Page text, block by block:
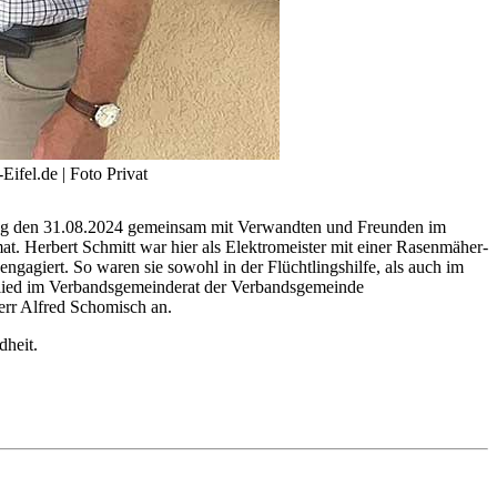
| Foto Privat
den 31.08.2024 gemeinsam mit Verwandten und Freunden im
Herbert Schmitt war hier als Elektromeister mit einer Rasenmäher-
So waren sie sowohl in der Flüchtlingshilfe, als auch im
im Verbandsgemeinderat der Verbandsgemeinde
Alfred Schomisch an.